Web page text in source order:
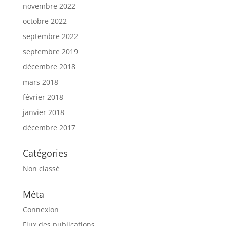
novembre 2022
octobre 2022
septembre 2022
septembre 2019
décembre 2018
mars 2018
février 2018
janvier 2018
décembre 2017
Catégories
Non classé
Méta
Connexion